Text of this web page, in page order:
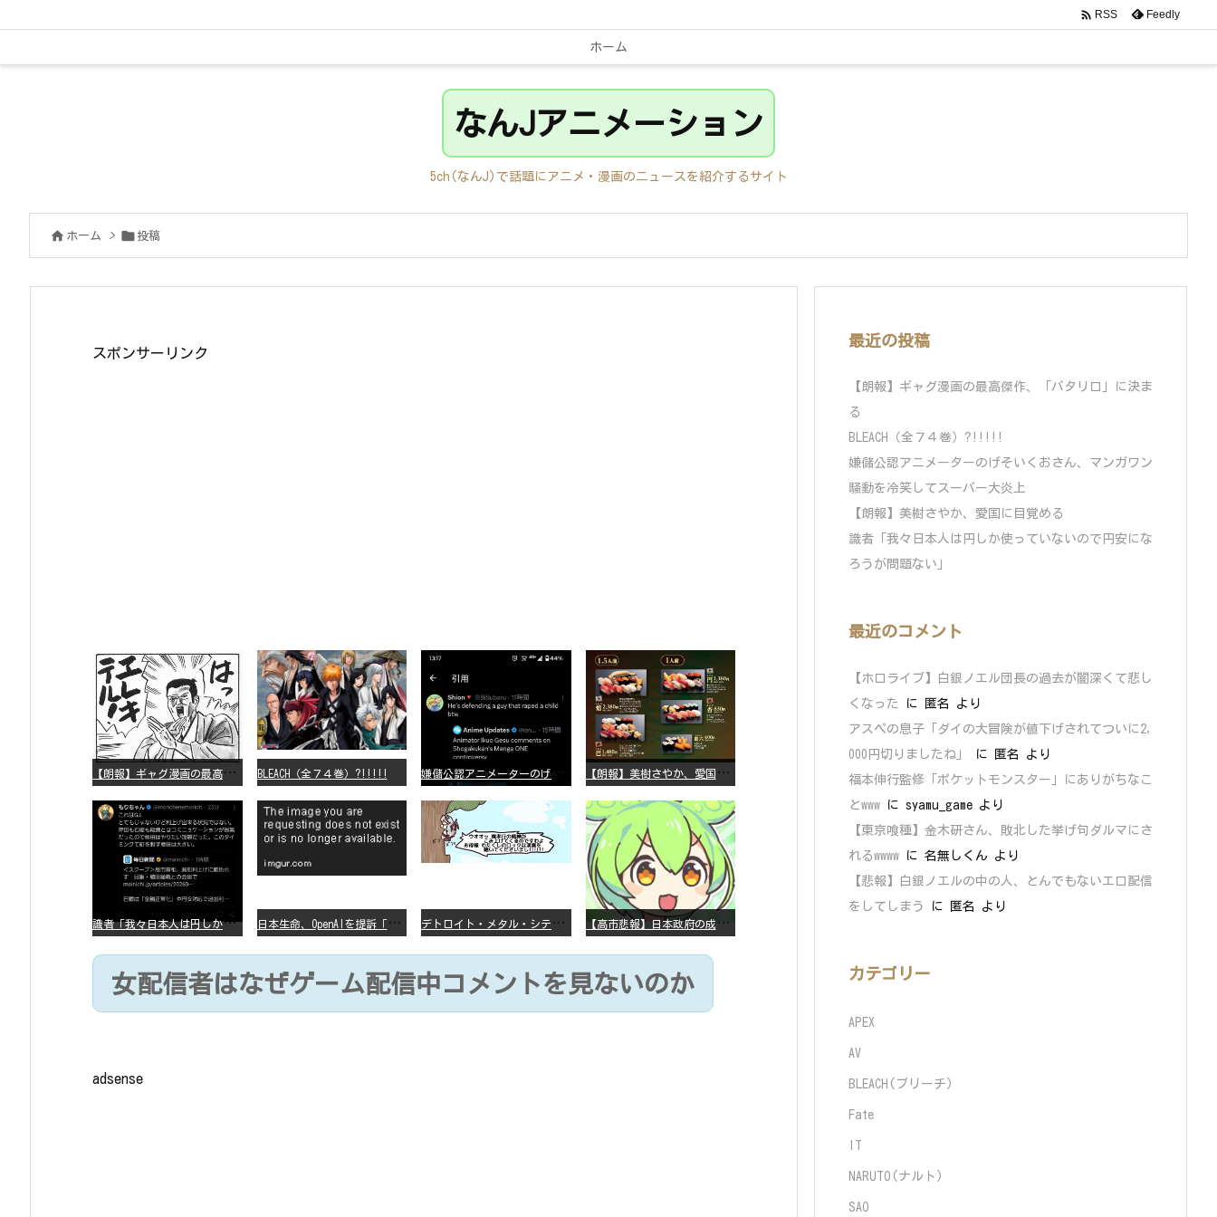
ホーム
 RSS Feedly
なんJアニメーション
5ch(なんJ)で話題にアニメ・漫画のニュースを紹介するサイト
 ホーム >  投稿
スポンサーリンク
【
朗報】ギャグ漫画の最高傑作、「パタリロ」に決まる BLEACH（全７４巻）?!!!!! 嫌
儲公認アニメーターのげそいくおさん、マンガワン騒動を冷笑してスーパー大炎上 【
朗報】美樹さやか、愛国に目覚める
識
者「我々日本人は円しか使っていないので円安になろうが問題ない」 日
本生命、OpenAIを提訴「ChatGPTが非弁行為」 デ
トロイト・メタル・シティー ⇐これ、いまアニメ化したら、えらいことになってたよな？ 【
高市悲報】日本政府の成長戦略に「暗号資産」が消えるいったいなぜ…？
女配信者はなぜゲーム配信中コメントを見ないのか
adsense
最近の投稿
【朗報】ギャグ漫画の最高傑作、「パタリロ」に決ま
る
BLEACH（全７４巻）?!!!!!
嫌儲公認アニメーターのげそいくおさん、マンガワン
騒動を冷笑してスーパー大炎上
【朗報】美樹さやか、愛国に目覚める
識者「我々日本人は円しか使っていないので円安にな
ろうが問題ない」
最近のコメント
【ホロライブ】白銀ノエル団長の過去が闇深くて悲し
くなった
に 匿名
より
アスペの息子「ダイの大冒険が値下げされてついに2,
000円切りましたね」
に 匿名
より
福本伸行監修「ポケットモンスター」にありがちなこ
とwww に syamu_game より
【東京喰種】金木研さん、敗北した挙げ句ダルマにさ
れるwwww に 名無しくん より
【悲報】白銀ノエルの中の人、とんでもないエロ配信
をしてしまう
に 匿名 より
カテゴリー
APEX
AV
BLEACH(ブリーチ)
Fate
NARUTO(ナルト)
SAO